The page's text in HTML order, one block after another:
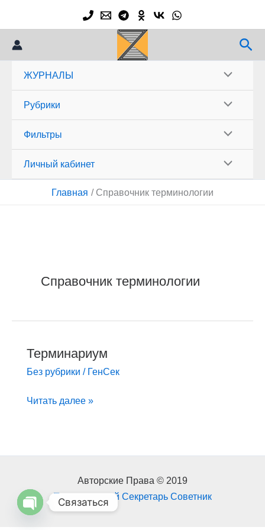
содержимому
ЖУРНАЛЫ
Рубрики
Фильтры
Личный кабинет
Главная Справочник терминологии
Справочник терминологии
Терминариум
Без рубрики / ГенСек
Терминариум
Читать далее »
Авторские Права © 2019
Персональный Секретарь Советник
Связаться